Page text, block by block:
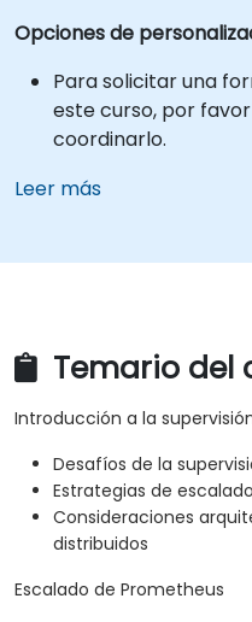
Opciones de
Para solicitar una
este curso, por
coordinarlo.
Leer más
Temario del
Introducción a la
Desafíos de la
Estrategias de
Consideraciones
distribuidos
Escalado de Prometheus